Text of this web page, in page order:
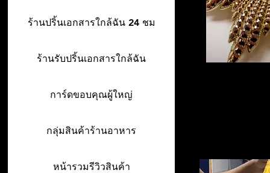
ร้านปริ้นเอกสารใกล้ฉัน 24 ชม
ร้านรับปริ้นเอกสารใกล้ฉัน
การ์ดขอบคุณผู้ใหญ่
กลุ่มสินค้าร้านอาหาร
หน้ารวมรีวิวสินค้า